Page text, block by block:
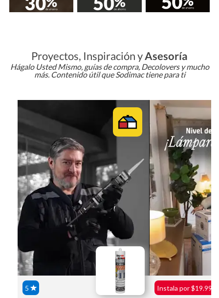
Proyectos, Inspiración yAsesoría
Hágalo Usted Mismo, guías de compra, Decolovers y mucho
más. Contenido útil que Sodimac tiene para ti